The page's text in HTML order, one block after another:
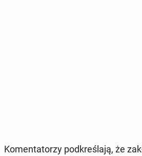
Ko­men­ta­to­rzy pod­kre­śla­ją, że